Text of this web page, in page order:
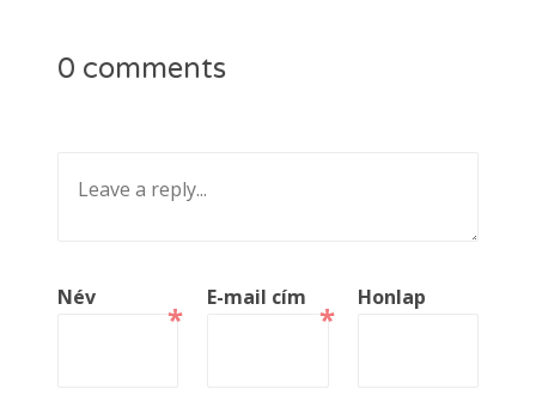
0 comments
Név
*
E-mail cím
*
Honlap